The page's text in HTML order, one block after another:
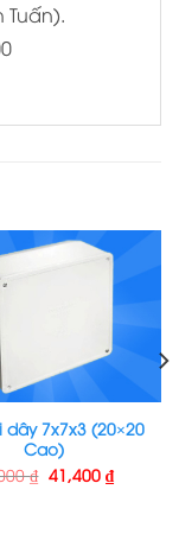
Tuấn).
dây 7x7x3 (20×20
Cao)
₫ 41,400 ₫